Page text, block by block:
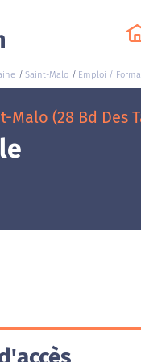
Saint-Malo Emploi /
Malo (28 Bd Des